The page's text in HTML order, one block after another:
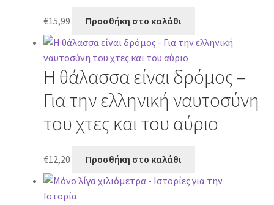
€15,99 Προσθήκη στο καλάθι
Η θάλασσα είναι δρόμος –
Για την ελληνική ναυτοσύνη
του χτες και του αύριο
€12,20 Προσθήκη στο καλάθι